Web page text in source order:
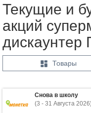
Текущие и
акций
дискаунтер
 Товары
Снова в школу
(3 - 31 Августа